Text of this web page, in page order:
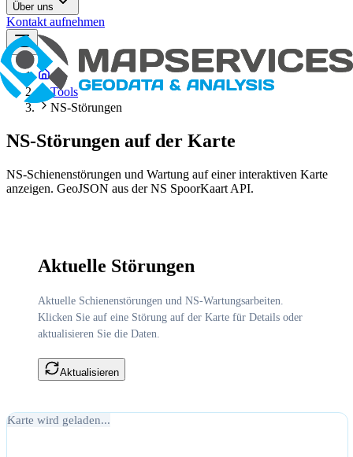
Über uns
Kontakt aufnehmen
Tools
NS-Störungen
NS-Störungen auf der Karte
NS-Schienenstörungen und Wartung auf einer interaktiven Karte
anzeigen. GeoJSON aus der NS SpoorKaart API.
Aktuelle Störungen
Aktuelle Schienenstörungen und NS-Wartungsarbeiten.
Klicken Sie auf eine Störung auf der Karte für Details oder
aktualisieren Sie die Daten.
Aktualisieren
Karte wird geladen...